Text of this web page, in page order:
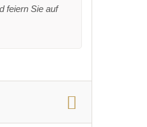
feiern Sie auf